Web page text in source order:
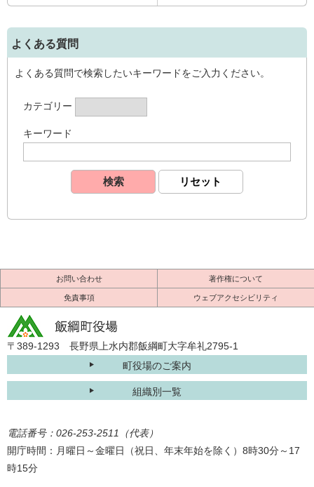
よくある質問
よくある質問で検索したいキーワードをご入力ください。
カテゴリー
キーワード
お問い合わせ 著作権について
免責事項 ウェブアクセシビリティ
〒389-1293 長野県上水内郡飯綱町大字牟礼2795-1
町役場のご案内
組織別一覧
電話番号：026-253-2511（代表）
開庁時間：月曜日～金曜日（祝日、年末年始を除く）8時30分～17
時15分